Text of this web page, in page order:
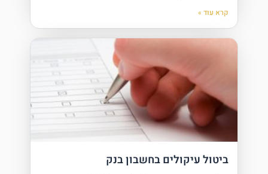
קרא עוד »
ביטול עיקולים בחשבון בנק